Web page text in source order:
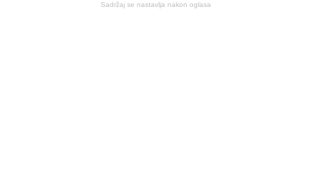
Sadržaj se nastavlja nakon oglasa